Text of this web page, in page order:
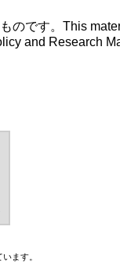
のです。This
and Research
ます。